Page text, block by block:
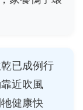
已成例行
近吹風
健康快